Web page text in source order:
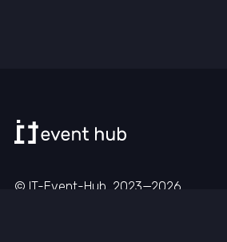
© IT-Event-Hub, 2023—2026